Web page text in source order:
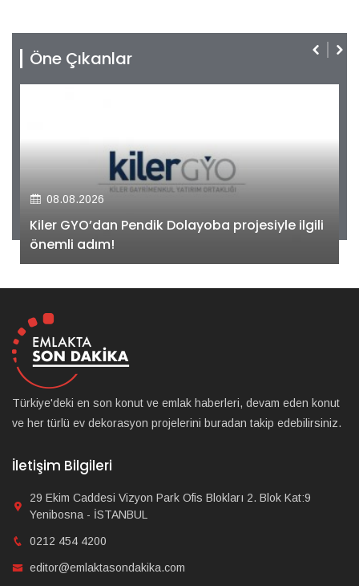
Öne Çıkanlar
08.08.2026
Kiler GYO’dan Pendik Dolayoba projesiyle ilgili
önemli adım!
Türkiye'deki en son konut ve emlak haberleri, devam eden konut
ve her türlü ev dekorasyon projelerini buradan takip edebilirsiniz.
İletişim Bilgileri
29 Ekim Caddesi Vizyon Park Ofis Blokları 2. Blok Kat:9
Yenibosna - İSTANBUL
0212 454 4200
editor@emlaktasondakika.com